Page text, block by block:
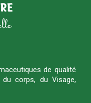
de qualité
corps, du Visage,